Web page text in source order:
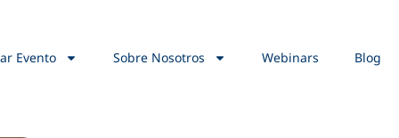
Evento Sobre Nosotros Webinars Blog